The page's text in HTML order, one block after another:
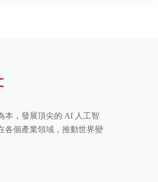
本，發展頂尖的 AI 人工智
各個產業領域，推動世界變